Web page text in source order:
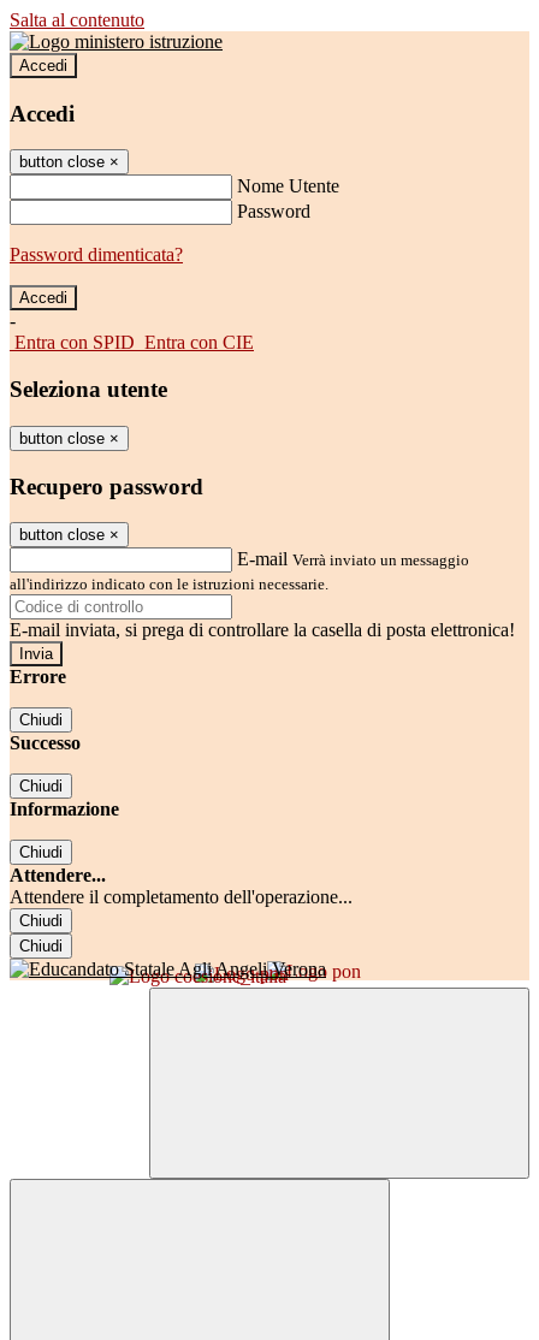
Salta al contenuto
Accedi
Accedi
button close ×
Nome Utente
Password
Password dimenticata?
-
Entra con SPID Entra con CIE
Seleziona utente
button close ×
Recupero password
button close ×
E-mail Verrà inviato un messaggio
all'indirizzo indicato con le istruzioni necessarie.
E-mail inviata, si prega di controllare la casella di posta elettronica!
Errore
Chiudi
Successo
Chiudi
Informazione
Chiudi
Attendere...
Attendere il completamento dell'operazione...
Chiudi
Chiudi